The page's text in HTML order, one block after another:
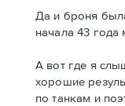
Да и броня
начала 43 года
А вот где я
хорошие
по танкам и